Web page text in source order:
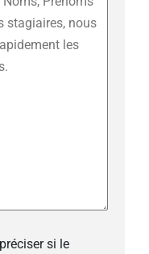
si le